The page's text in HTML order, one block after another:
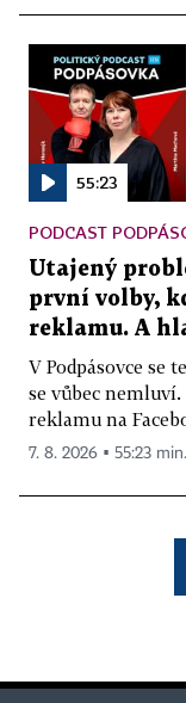
55:23
PODCAST
Utajený
první volby,
reklamu. A
V Podpásovce se
se vůbec
reklamu na
7. 8. 2026 ▪ 55:23 min.